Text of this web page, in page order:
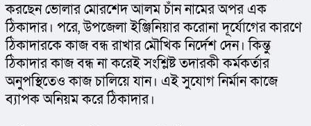
করছেন ভোলার মোরশেদ আলম চাঁন নামের অপর এক
ঠিকাদার। পরে, উপজেলা ইঞ্জিনিয়ার করোনা দূর্যোগের কারণে
ঠিকাদারকে কাজ বন্ধ রাখার মৌখিক নির্দেশ দেন। কিন্তু
ঠিকাদার কাজ বন্ধ না করেই সংশ্লিষ্ট তদারকী কর্মকর্তার
অনুপস্থিতেও কাজ চালিয়ে যান। এই সুযোগ নির্মান কাজে
ব্যাপক অনিয়ম করে ঠিকাদার।